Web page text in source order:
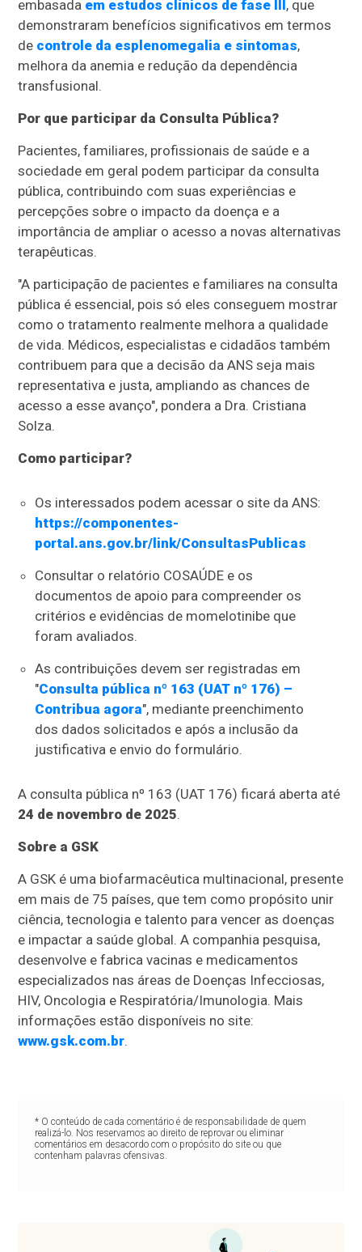
embasada em estudos clínicos de fase III , que
demonstraram benefícios significativos em termos
de controle da esplenomegalia e sintomas,
melhora da anemia e redução da dependência
transfusional.
Por que participar da Consulta Pública?
Pacientes, familiares, profissionais de saúde e a
sociedade em geral podem participar da consulta
pública, contribuindo com suas experiências e
percepções sobre o impacto da doença e a
importância de ampliar o acesso a novas alternativas
terapêuticas.
"A participação de pacientes e familiares na consulta
pública é essencial, pois só eles conseguem mostrar
como o tratamento realmente melhora a qualidade
de vida. Médicos, especialistas e cidadãos também
contribuem para que a decisão da ANS seja mais
representativa e justa, ampliando as chances de
acesso a esse avanço", pondera a Dra. Cristiana
Solza.
Como participar?
Os interessados podem acessar o site da ANS:
https://componentes-
portal.ans.gov.br/link/ConsultasPublicas
Consultar o relatório COSAÚDE e os
documentos de apoio para compreender os
critérios e evidências de momelotinibe que
foram avaliados.
As contribuições devem ser registradas em
"Consulta pública nº 163 (UAT nº 176) –
Contribua agora", mediante preenchimento
dos dados solicitados e após a inclusão da
justificativa e envio do formulário.
A consulta pública nº 163 (UAT 176) ficará aberta até
24 de novembro de 2025.
Sobre a GSK
A GSK é uma biofarmacêutica multinacional, presente
em mais de 75 países, que tem como propósito unir
ciência, tecnologia e talento para vencer as doenças
e impactar a saúde global. A companhia pesquisa,
desenvolve e fabrica vacinas e medicamentos
especializados nas áreas de Doenças Infecciosas,
HIV, Oncologia e Respiratória/Imunologia. Mais
informações estão disponíveis no site:
www.gsk.com.br.
* O conteúdo de cada comentário é de responsabilidade de quem
realizá-lo. Nos reservamos ao direito de reprovar ou eliminar
comentários em desacordo com o propósito do site ou que
contenham palavras ofensivas.